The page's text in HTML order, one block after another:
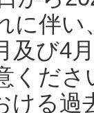
に伴い
及び4
くだ
ける過